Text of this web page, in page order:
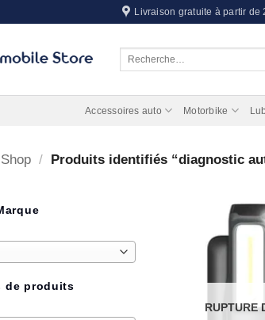
Livraison gratuite à partir
Accessoires auto Motorbike
Shop / Produits identifiés “diagnostic
de produits
RUPTURE